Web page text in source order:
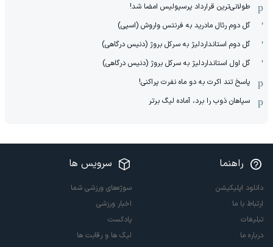
طولانی‌ترین قرارداد پرسپولیس امضا شد!
گل دوم رئال مادرید به فرنتس واروش (اسپی)
گل دوم استانداردلیژ به سرکل بروژ (دنیس درگاهی)
گل اول استانداردلیژ به سرکل بروژ (دنیس درگاهی)
پاسخ تند اکرت به دو ماه نفرت پراکنی!
سپاهان ذوب را برد، آماده لیگ برتر
راهنما
دانلود اپلیکیشن
ارتباط با ما
تبلیغات
درباره ما
سرویس ها
سوژه‌های ورزشی شما
اخبار ورزشی
پادکست
لیگ ها و رقابت ها